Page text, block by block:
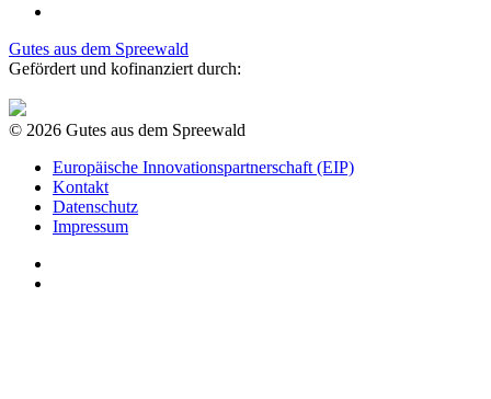
Gutes aus dem Spreewald
Gefördert und kofinanziert durch:
© 2026 Gutes aus dem Spreewald
Europäische Innovationspartnerschaft (EIP)
Kontakt
Datenschutz
Impressum